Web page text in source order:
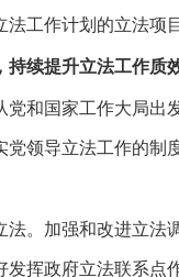
工作计划的立法项
持续提升立法工作质
党和国家工作大局出
领导立法工作的
。 加强和改进立法
发挥政府立法联系